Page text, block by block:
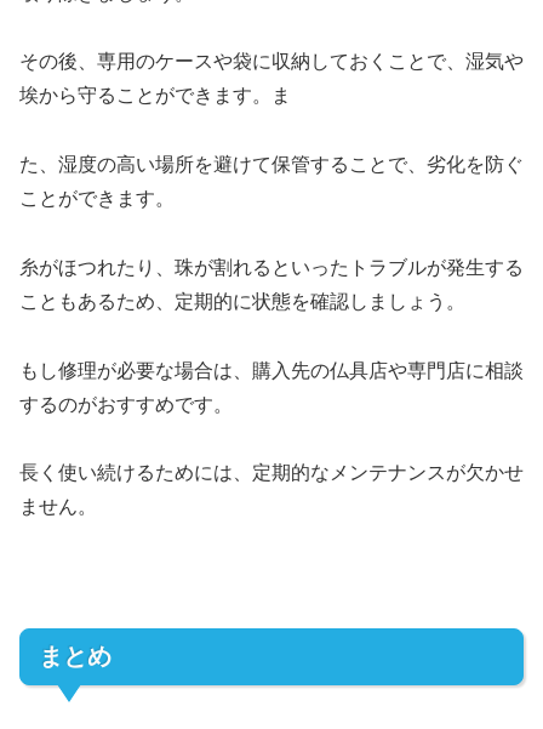
その後、専用のケースや袋に収納しておくことで、湿気や
埃から守ることができます。ま
た、湿度の高い場所を避けて保管することで、劣化を防ぐ
ことができます。
糸がほつれたり、珠が割れるといったトラブルが発生する
こともあるため、定期的に状態を確認しましょう。
もし修理が必要な場合は、購入先の仏具店や専門店に相談
するのがおすすめです。
長く使い続けるためには、定期的なメンテナンスが欠かせ
ません。
まとめ